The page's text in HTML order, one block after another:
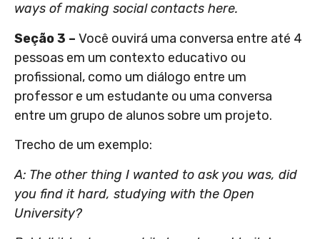
ways of making social contacts here.
Seção 3 – Você ouvirá uma conversa entre até 4
pessoas em um contexto educativo ou
profissional, como um diálogo entre um
professor e um estudante ou uma conversa
entre um grupo de alunos sobre um projeto.
Trecho de um exemplo:
A: The other thing I wanted to ask you was, did
you find it hard, studying with the Open
University?